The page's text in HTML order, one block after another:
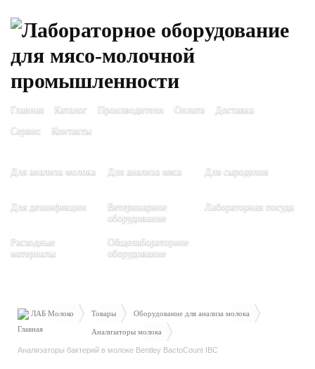
Главная Каталог Производители Оплата
Доставка
Сервис
Контакты
Для анализа молока Для анализа мяса Для сыроделия
Для дезинфекции
Ветеринарное
оборудование
Лабораторная посуда
Расходные
материалы
Общелабораторное
оборудование
ЛАБ Молоко Товары Оборудование для анализа молока
Анализаторы молока
Анализаторы бактерий в молоке Bentley BactoCount IBC